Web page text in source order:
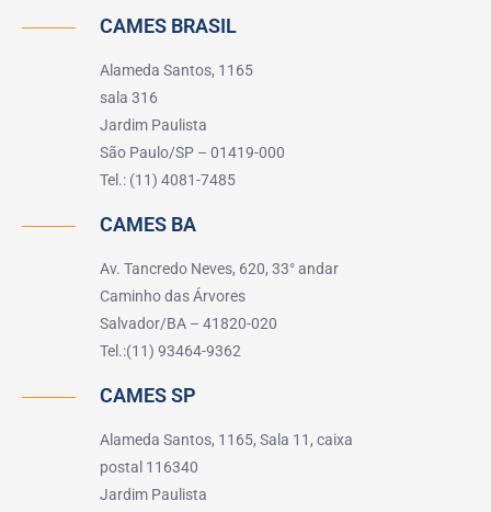
CAMES BRASIL
Alameda Santos, 1165
sala 316
Jardim Paulista
São Paulo/SP – 01419-000
Tel.: (11) 4081-7485
CAMES BA
Av. Tancredo Neves, 620, 33° andar
Caminho das Árvores
Salvador/BA – 41820-020
Tel.:(11) 93464-9362
CAMES SP
Alameda Santos, 1165, Sala 11, caixa
postal 116340
Jardim Paulista